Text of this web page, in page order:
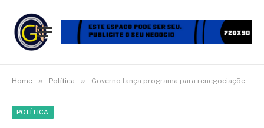
Home » Política » Governo lança programa para renegociações de dívidas com descontos de até 70%
POLÍTICA